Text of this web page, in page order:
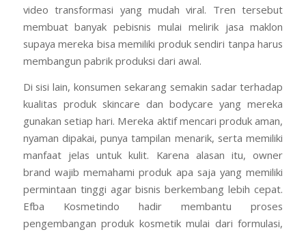
video transformasi yang mudah viral. Tren tersebut
membuat banyak pebisnis mulai melirik jasa maklon
supaya mereka bisa memiliki produk sendiri tanpa harus
membangun pabrik produksi dari awal.
Di sisi lain, konsumen sekarang semakin sadar terhadap
kualitas produk skincare dan bodycare yang mereka
gunakan setiap hari. Mereka aktif mencari produk aman,
nyaman dipakai, punya tampilan menarik, serta memiliki
manfaat jelas untuk kulit. Karena alasan itu, owner
brand wajib memahami produk apa saja yang memiliki
permintaan tinggi agar bisnis berkembang lebih cepat.
Efba Kosmetindo hadir membantu proses
pengembangan produk kosmetik mulai dari formulasi,